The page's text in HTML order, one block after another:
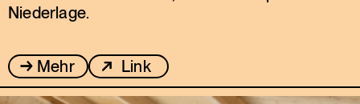
Niederlage.
Mehr Link